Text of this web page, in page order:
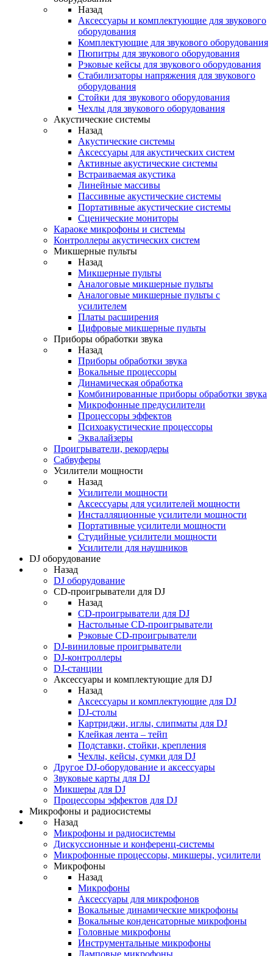
Назад
Аксессуары и комплектующие для звукового
оборудования
Комплектующие для звукового оборудования
Пюпитры для звукового оборудования
Рэковые кейсы для звукового оборудования
Стабилизаторы напряжения для звукового
оборудования
Стойки для звукового оборудования
Чехлы для звукового оборудования
Акустические системы
Назад
Акустические системы
Аксессуары для акустических систем
Активные акустические системы
Встраиваемая акустика
Линейные массивы
Пассивные акустические системы
Портативные акустические системы
Сценические мониторы
Караоке микрофоны и системы
Контроллеры акустических систем
Микшерные пульты
Назад
Микшерные пульты
Аналоговые микшерные пульты
Аналоговые микшерные пульты с
усилителем
Платы расширения
Цифровые микшерные пульты
Приборы обработки звука
Назад
Приборы обработки звука
Вокальные процессоры
Динамическая обработка
Комбинированные приборы обработки звука
Микрофонные предусилители
Процессоры эффектов
Психоакустические процессоры
Эквалайзеры
Проигрыватели, рекордеры
Сабвуферы
Усилители мощности
Назад
Усилители мощности
Аксессуары для усилителей мощности
Инсталляционные усилители мощности
Портативные усилители мощности
Студийные усилители мощности
Усилители для наушников
DJ оборудование
Назад
DJ оборудование
CD-проигрыватели для DJ
Назад
CD-проигрыватели для DJ
Настольные CD-проигрыватели
Рэковые CD-проигрыватели
DJ-виниловые проигрыватели
DJ-контроллеры
DJ-станции
Аксессуары и комплектующие для DJ
Назад
Аксессуары и комплектующие для DJ
DJ-столы
Картриджи, иглы, слипматы для DJ
Клейкая лента – тейп
Подставки, стойки, крепления
Чехлы, кейсы, сумки для DJ
Другое DJ-оборудование и аксессуары
Звуковые карты для DJ
Микшеры для DJ
Процессоры эффектов для DJ
Микрофоны и радиосистемы
Назад
Микрофоны и радиосистемы
Дискуссионные и конференц-системы
Микрофонные процессоры, микшеры, усилители
Микрофоны
Назад
Микрофоны
Аксессуары для микрофонов
Вокальные динамические микрофоны
Вокальные конденсаторные микрофоны
Головные микрофоны
Инструментальные микрофоны
Ламповые микрофоны